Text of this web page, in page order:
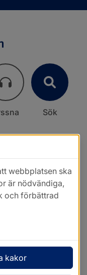
Sök
webbplatsen ska
är nödvändiga,
och förbättrad
kakor